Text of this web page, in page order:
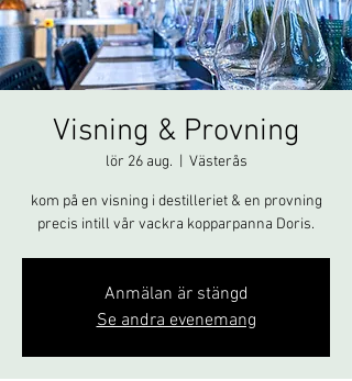
Visning & Provning
lör 26 aug. Västerås
kom på en visning i destilleriet & en provning
precis intill vår vackra kopparpanna Doris.
Anmälan är stängd
Se andra evenemang